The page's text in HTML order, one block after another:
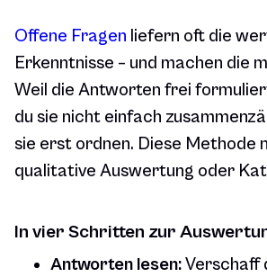
Offene Fragen liefern oft die
Erkenntnisse – und machen die
Weil die Antworten frei
du sie nicht einfach
sie erst ordnen. Diese Methode
qualitative Auswertung oder
In vier Schritten zur
Antworten lesen:Verschaff